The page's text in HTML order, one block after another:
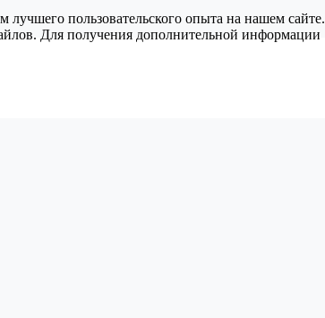
пользовательского опыта на нашем сайте.
Для получения дополнительной информации